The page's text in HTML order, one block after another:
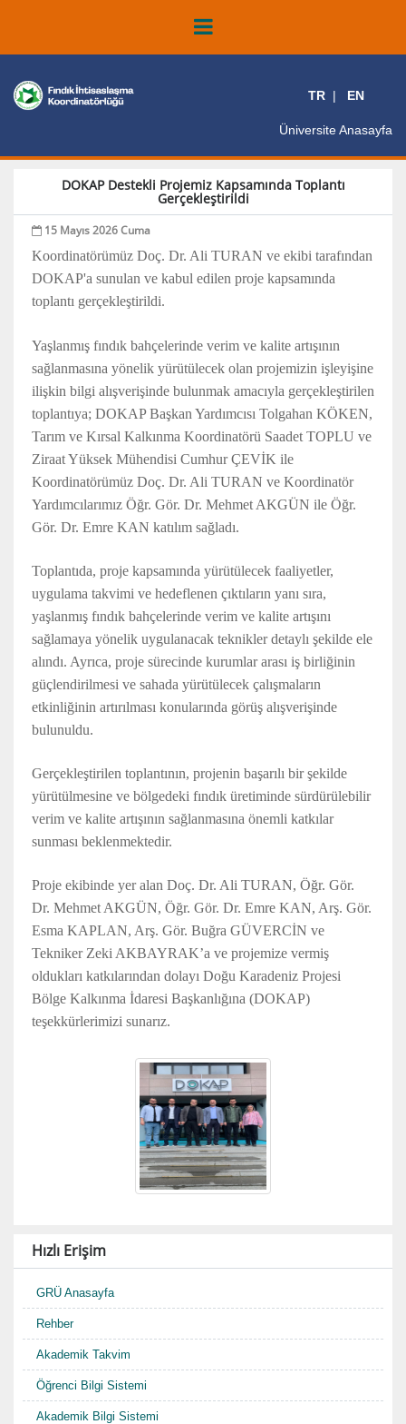
TR EN
Üniversite Anasayfa
DOKAP Destekli Projemiz Kapsamında Toplantı
Gerçekleştirildi
15 Mayıs 2026 Cuma
Koordinatörümüz Doç. Dr. Ali TURAN ve ekibi tarafından
DOKAP'a sunulan ve kabul edilen proje kapsamında
toplantı gerçekleştirildi.
Yaşlanmış fındık bahçelerinde verim ve kalite artışının
sağlanmasına yönelik yürütülecek olan projemizin işleyişine
ilişkin bilgi alışverişinde bulunmak amacıyla gerçekleştirilen
toplantıya; DOKAP Başkan Yardımcısı Tolgahan KÖKEN,
Tarım ve Kırsal Kalkınma Koordinatörü Saadet TOPLU ve
Ziraat Yüksek Mühendisi Cumhur ÇEVİK ile
Koordinatörümüz Doç. Dr. Ali TURAN ve Koordinatör
Yardımcılarımız Öğr. Gör. Dr. Mehmet AKGÜN ile Öğr.
Gör. Dr. Emre KAN katılım sağladı.
Toplantıda, proje kapsamında yürütülecek faaliyetler,
uygulama takvimi ve hedeflenen çıktıların yanı sıra,
yaşlanmış fındık bahçelerinde verim ve kalite artışını
sağlamaya yönelik uygulanacak teknikler detaylı şekilde ele
alındı. Ayrıca, proje sürecinde kurumlar arası iş birliğinin
güçlendirilmesi ve sahada yürütülecek çalışmaların
etkinliğinin artırılması konularında görüş alışverişinde
bulunuldu.
Gerçekleştirilen toplantının, projenin başarılı bir şekilde
yürütülmesine ve bölgedeki fındık üretiminde sürdürülebilir
verim ve kalite artışının sağlanmasına önemli katkılar
sunması beklenmektedir.
Proje ekibinde yer alan Doç. Dr. Ali TURAN, Öğr. Gör.
Dr. Mehmet AKGÜN, Öğr. Gör. Dr. Emre KAN, Arş. Gör.
Esma KAPLAN, Arş. Gör. Buğra GÜVERCİN ve
Tekniker Zeki AKBAYRAK’a ve projemize vermiş
oldukları katkılarından dolayı Doğu Karadeniz Projesi
Bölge Kalkınma İdaresi Başkanlığına (DOKAP)
teşekkürlerimizi sunarız.
Hızlı Erişim
GRÜ Anasayfa
Rehber
Akademik Takvim
Öğrenci Bilgi Sistemi
Akademik Bilgi Sistemi